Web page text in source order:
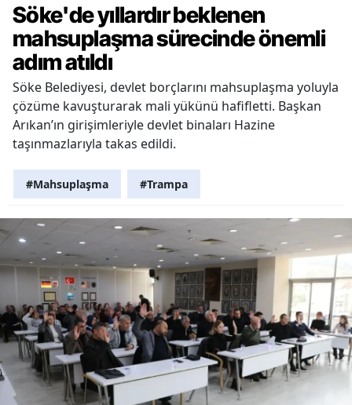
Söke'de yıllardır beklenen
mahsuplaşma sürecinde önemli
adım atıldı
Söke Belediyesi, devlet borçlarını mahsuplaşma yoluyla
çözüme kavuşturarak mali yükünü hafifletti. Başkan
Arıkan’ın girişimleriyle devlet binaları Hazine
taşınmazlarıyla takas edildi.
#Mahsuplaşma #Trampa